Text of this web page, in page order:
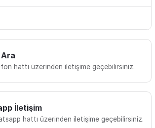
hattı üzerinden iletişime geçebilirsiniz.
İletişim
hattı üzerinden iletişime geçebilirsiniz.